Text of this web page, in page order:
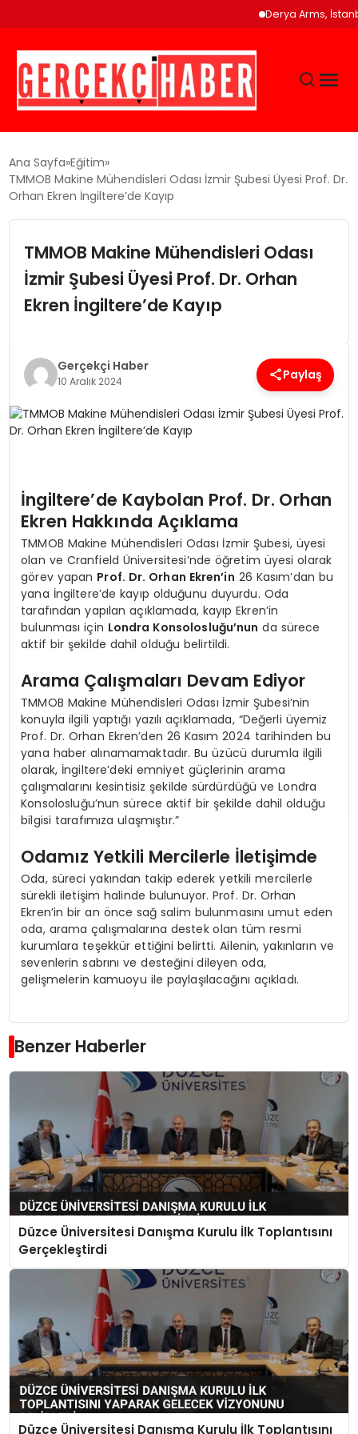
Derya Arms, İstanbul
GÜNCEL
EĞITIM
EKONOMI
MAGAZIN
YAŞAM
Ana Sayfa Eğitim
TMMOB Makine Mühendisleri Odası İzmir Şubesi Üyesi Prof. Dr.
Orhan Ekren İngiltere’de Kayıp
TMMOB Makine Mühendisleri Odası
İzmir Şubesi Üyesi Prof. Dr. Orhan
Ekren İngiltere’de Kayıp
Gerçekçi Haber
10 Aralık 2024 Paylaş
İngiltere’de Kaybolan Prof. Dr. Orhan
Ekren Hakkında Açıklama
TMMOB Makine Mühendisleri Odası İzmir Şubesi, üyesi
olan ve Cranfield Üniversitesi’nde öğretim üyesi olarak
görev yapan Prof. Dr. Orhan Ekren’in 26 Kasım’dan bu
yana İngiltere’de kayıp olduğunu duyurdu. Oda
tarafından yapılan açıklamada, kayıp Ekren’in
bulunması için Londra Konsolosluğu’nun da sürece
aktif bir şekilde dahil olduğu belirtildi.
Arama Çalışmaları Devam Ediyor
TMMOB Makine Mühendisleri Odası İzmir Şubesi’nin
konuyla ilgili yaptığı yazılı açıklamada, “Değerli üyemiz
Prof. Dr. Orhan Ekren’den 26 Kasım 2024 tarihinden bu
yana haber alınamamaktadır. Bu üzücü durumla ilgili
olarak, İngiltere’deki emniyet güçlerinin arama
çalışmalarını kesintisiz şekilde sürdürdüğü ve Londra
Konsolosluğu’nun sürece aktif bir şekilde dahil olduğu
bilgisi tarafımıza ulaşmıştır.”
Odamız Yetkili Mercilerle İletişimde
Oda, süreci yakından takip ederek yetkili mercilerle
sürekli iletişim halinde bulunuyor. Prof. Dr. Orhan
Ekren’in bir an önce sağ salim bulunmasını umut eden
oda, arama çalışmalarına destek olan tüm resmi
kurumlara teşekkür ettiğini belirtti. Ailenin, yakınların ve
sevenlerin sabrını ve desteğini dileyen oda,
gelişmelerin kamuoyu ile paylaşılacağını açıkladı.
Benzer Haberler
Düzce Üniversitesi Danışma Kurulu İlk Toplantısını
Gerçekleştirdi
Düzce Üniversitesi Danışma Kurulu İlk Toplantısını